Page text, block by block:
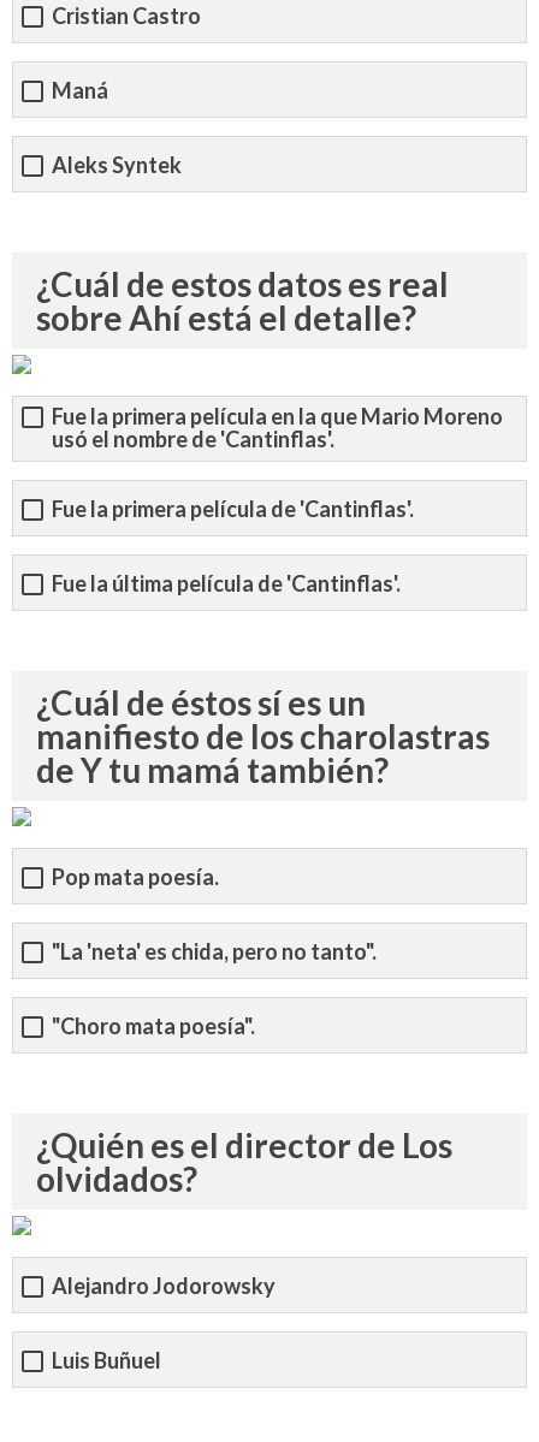
Cristian Castro
Maná
Aleks Syntek
¿Cuál de estos datos es real
sobre Ahí está el detalle?
Fue la primera película en la que Mario Moreno
usó el nombre de 'Cantinflas'.
Fue la primera película de 'Cantinflas'.
Fue la última película de 'Cantinflas'.
¿Cuál de éstos sí es un
manifiesto de los charolastras
de Y tu mamá también?
Pop mata poesía.
"La 'neta' es chida, pero no tanto".
"Choro mata poesía".
¿Quién es el director de Los
olvidados?
Alejandro Jodorowsky
Luis Buñuel